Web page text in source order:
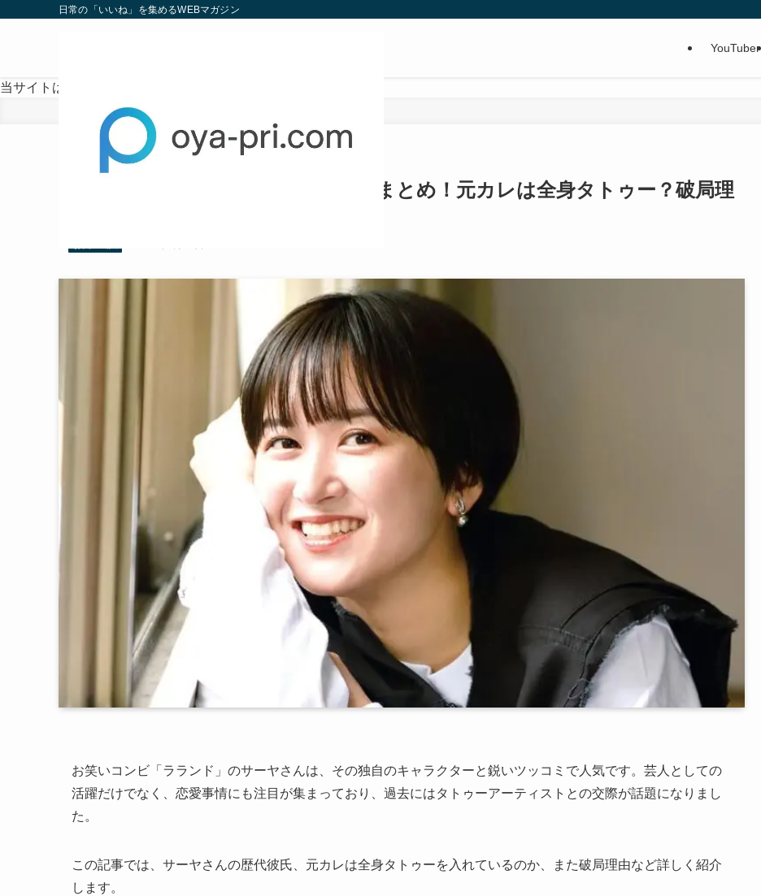
日常の「いいね」を集めるWEBマガジン
YouTuber
当サイトは、海外在住者に向けて発信しています。
お笑い芸人
ラランド・サーヤの歴代彼氏まとめ！元カレは全身タトゥー？破局理
お笑いコンビ「ラランド」のサーヤさんは、その独自のキャラクターと鋭いツッコミで人気です。芸人としての
活躍だけでなく、恋愛事情にも注目が集まっており、過去にはタトゥーアーティストとの交際が話題になりまし
た。
この記事では、サーヤさんの歴代彼氏、元カレは全身タトゥーを入れているのか、また破局理由など詳しく紹介
します。